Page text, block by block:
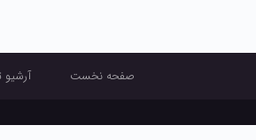
صفحه نخست